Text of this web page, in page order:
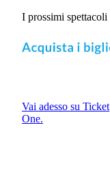
I prossimi spettacoli
Vai adesso su Ticket
One.